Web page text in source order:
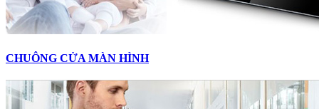
CHUÔNG CỬA MÀN HÌNH